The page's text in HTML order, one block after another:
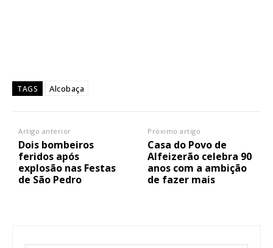
TAGS Alcobaça
Artigo anterior
Dois bombeiros
feridos após
explosão nas Festas
de São Pedro
Próximo artigo
Casa do Povo de
Alfeizerão celebra 90
anos com a ambição
de fazer mais